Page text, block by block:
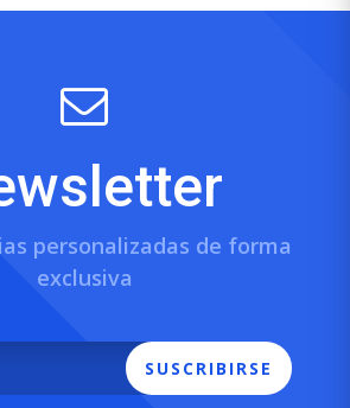
personalizadas de forma
exclusiva
SUSCRIBIRSE